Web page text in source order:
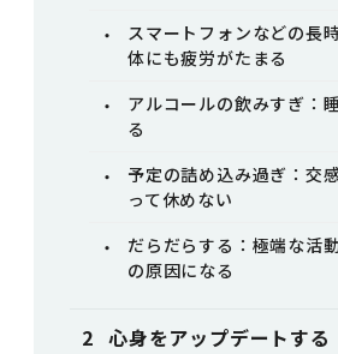
スマートフォンなどの長
体にも疲労がたまる
アルコールの飲みすぎ：
る
予定の詰め込み過ぎ：交
って休めない
だらだらする：極端な活
の原因になる
心身をアップデートする